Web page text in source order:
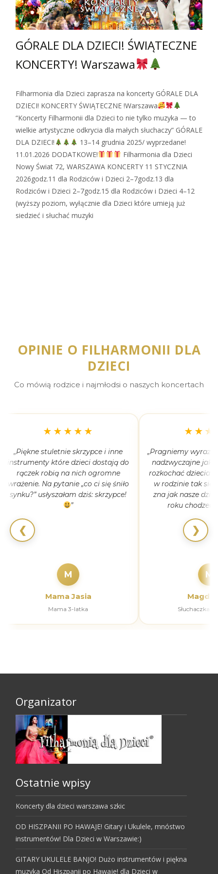
GÓRALE DLA DZIECI! ŚWIĄTECZNE
KONCERTY! Warszawa
Filharmonia dla Dzieci zaprasza na koncerty GÓRALE DLA
DZIECI! KONCERTY ŚWIĄTECZNE !Warszawa
“Koncerty Filharmonii dla Dzieci to nie tylko muzyka — to
wielkie artystyczne odkrycia dla małych słuchaczy” GÓRALE
DLA DZIECI!
13–14 grudnia 2025/ wyprzedane!
11.01.2026 DODATKOWE!
Filharmonia dla Dzieci
Nowy Świat 72, WARSZAWA KONCERTY 11 STYCZNIA
2026godz.11 dla Rodziców i Dzieci 2–7godz.13 dla
Rodziców i Dzieci 2–7godz.15 dla Rodziców i Dzieci 4–12
(wyższy poziom, wyłącznie dla Dzieci które umieją już
siedzieć i słuchać muzyki
OPINIE O FILHARMONII DLA
DZIECI
Co mówią rodzice i najmłodsi o naszych koncertach
❮
★★★★★
„Piękne stuletnie skrzypce i inne
instrumenty które dzieci dostają do
rączek robią na nich ogromne
wrażenie. Na pytanie „co ci się śniło
synku?” usłyszałam dziś: skrzypce!
”
M
Mama Jasia
Mama 3-latka
„Pragniemy wyrazić
nadzwyczajne jak
rozkochać
w rodzinie tak się
zna jak nasze
roku
M
Słuchaczka
❯
Organizator
Ostatnie wpisy
Koncerty dla dzieci warszawa szkic
OD HISZPANII PO HAWAJE! Gitary i Ukulele, mnóstwo
instrumentów! Dla Dzieci w Warszawie:)
GITARY UKULELE BANJO! Dużo instrumentów i piękna
muzyka Od Hiszpanii po Hawaje! dla Dzieci w